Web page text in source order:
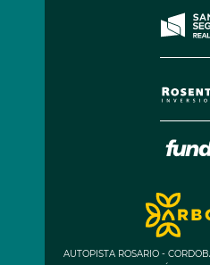
AUTOPISTA ROSARIO -